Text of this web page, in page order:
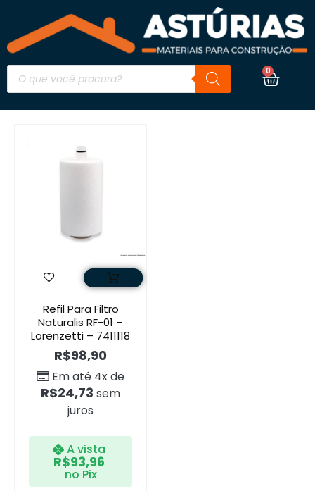
0
Refil Para Filtro
Naturalis RF-01 –
Lorenzetti – 7411118
R$98,90
Em até 4x de
R$24,73 sem
juros
A vista
R$93,96
no Pix